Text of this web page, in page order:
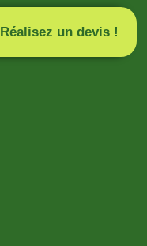
Réalisez un devis !